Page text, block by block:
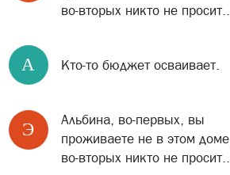
во-вторых никто не просит...
A Кто-то бюджет осваивает.
Э
Альбина, во-первых, вы
проживаете не в этом доме,
во-вторых никто не просит...